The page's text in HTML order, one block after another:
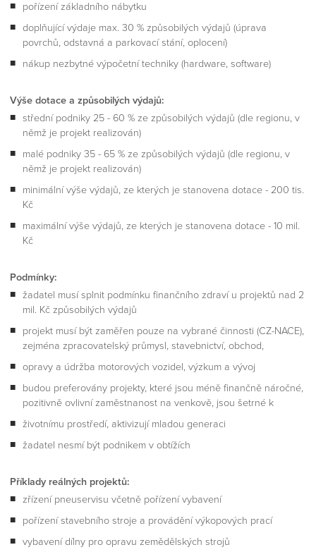
pořízení základního nábytku
doplňující výdaje max. 30 % způsobilých výdajů (úprava
povrchů, odstavná a parkovací stání, oplocení)
nákup nezbytné výpočetní techniky (hardware, software)
Výše dotace a způsobilých výdajů:
střední podniky 25 - 60 % ze způsobilých výdajů (dle regionu, v
němž je projekt realizován)
malé podniky 35 - 65 % ze způsobilých výdajů (dle regionu, v
němž je projekt realizován)
minimální výše výdajů, ze kterých je stanovena dotace - 200 tis.
Kč
maximální výše výdajů, ze kterých je stanovena dotace - 10 mil.
Kč
Podmínky:
žadatel musí splnit podmínku finančního zdraví u projektů nad 2
mil. Kč způsobilých výdajů
projekt musí být zaměřen pouze na vybrané činnosti (CZ-NACE),
zejména zpracovatelský průmysl, stavebnictví, obchod,
opravy a údržba motorových vozidel, výzkum a vývoj
budou preferovány projekty, které jsou méně finančně náročné,
pozitivně ovlivní zaměstnanost na venkově, jsou šetrné k
životnímu prostředí, aktivizují mladou generaci
žadatel nesmí být podnikem v obtížích
Příklady reálných projektů:
zřízení pneuservisu včetně pořízení vybavení
pořízení stavebního stroje a provádění výkopových prací
vybavení dílny pro opravu zemědělských strojů